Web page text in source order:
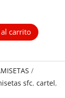
carrito
sfc, cartel,